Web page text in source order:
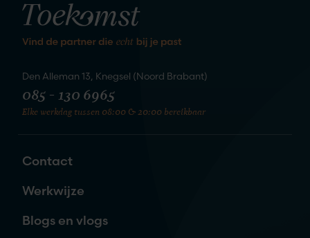
Den Alleman 13, Knegsel (Noord Brabant)
085 - 130 6965
Elke werkdag tussen 08:00 & 20:00 bereikbaar
Contact
Werkwijze
Blogs en vlogs
We staan te springen om
te maken
liefde
Naam